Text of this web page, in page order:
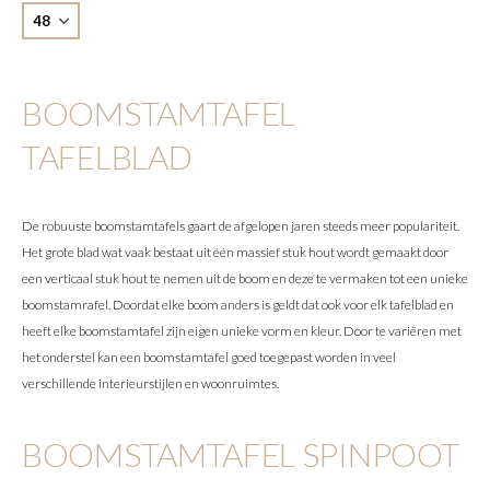
BOOMSTAMTAFEL
TAFELBLAD
De robuuste boomstamtafels gaart de afgelopen jaren steeds meer populariteit.
Het grote blad wat vaak bestaat uit één massief stuk hout wordt gemaakt door
een verticaal stuk hout te nemen uit de boom en deze te vermaken tot een unieke
boomstamrafel. Doordat elke boom anders is geldt dat ook voor elk tafelblad en
heeft elke boomstamtafel zijn eigen unieke vorm en kleur. Door te variëren met
het onderstel kan een boomstamtafel goed toegepast worden in veel
verschillende interieurstijlen en woonruimtes.
BOOMSTAMTAFEL SPINPOOT